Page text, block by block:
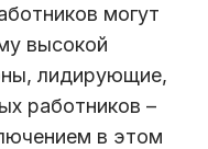
могут
высокой
лидирующие,
работников –
в этом